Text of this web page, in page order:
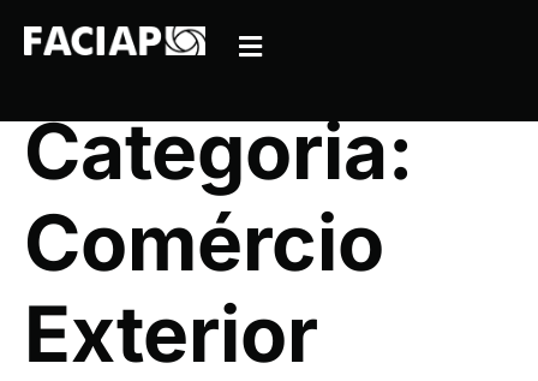
Categoria:
Comércio
Exterior